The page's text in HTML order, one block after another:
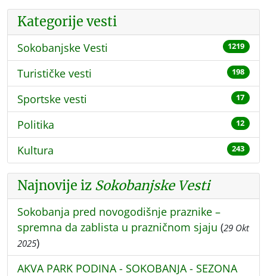
Kategorije vesti
Sokobanjske Vesti 1219
Turističke vesti 198
Sportske vesti 17
Politika 12
Kultura 243
Najnovije iz Sokobanjske Vesti
Sokobanja pred novogodišnje praznike –
spremna da zablista u prazničnom sjaju (29 Okt
2025)
AKVA PARK PODINA - SOKOBANJA - SEZONA